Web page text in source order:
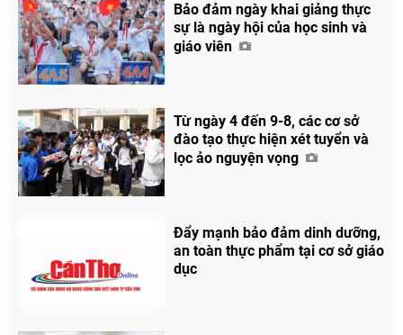
Bảo đảm ngày khai giảng thực
sự là ngày hội của học sinh và
giáo viên
Từ ngày 4 đến 9-8, các cơ sở
đào tạo thực hiện xét tuyển và
lọc ảo nguyện vọng
Đẩy mạnh bảo đảm dinh dưỡng,
an toàn thực phẩm tại cơ sở giáo
dục